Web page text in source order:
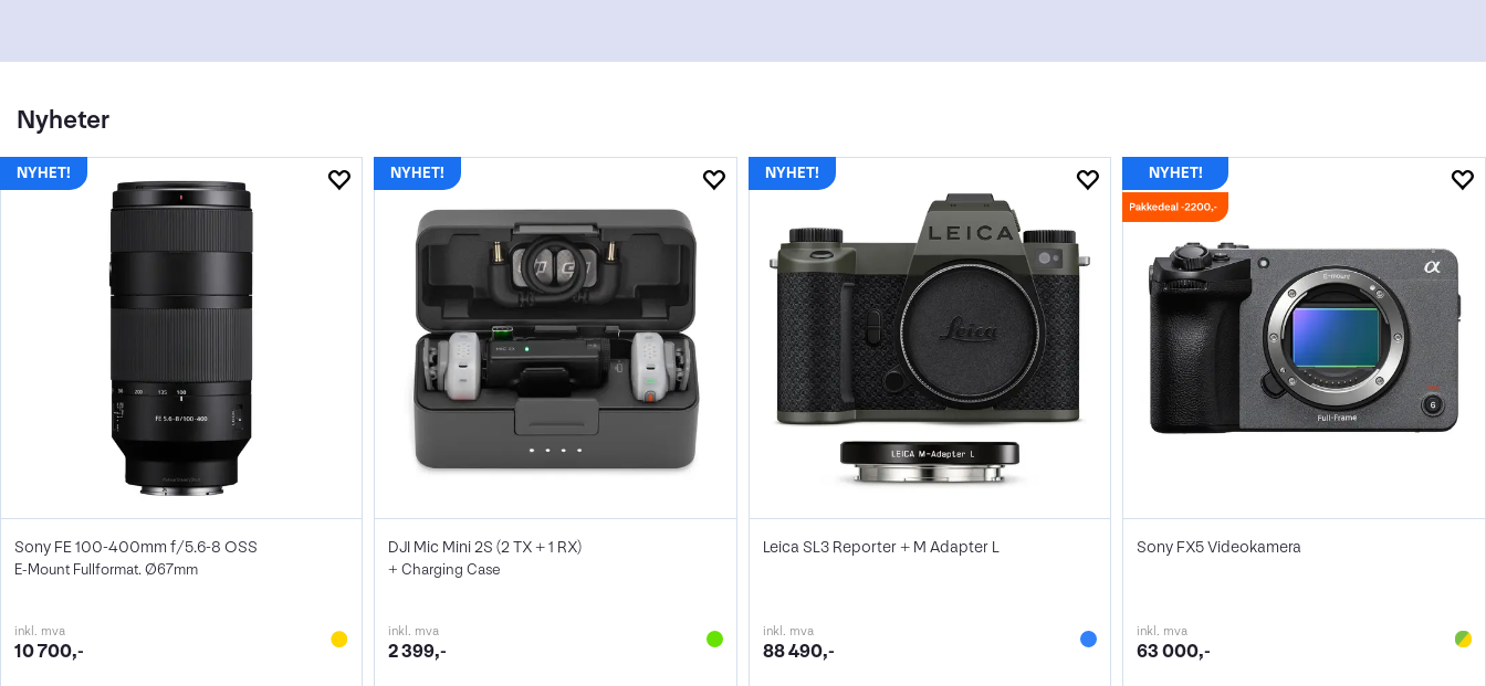
Nyheter
Sony FE 100-400mm f/5.6-8 OSS
E-Mount Fullformat. Ø67mm
inkl. mva
10 700,-
DJI Mic Mini 2S (2 TX + 1 RX)
+ Charging Case
inkl. mva
2 399,-
Leica SL3 Reporter + M Adapter L
inkl. mva
88 490,-
Sony FX5 Videokamera
inkl. mva
63 000,-